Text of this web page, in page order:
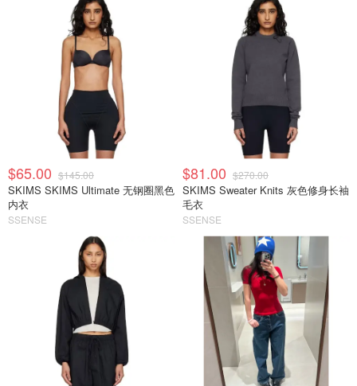
$65.00 $145.00
SKIMS SKIMS Ultimate 无钢圈黑色
内衣
SSENSE
$81.00 $270.00
SKIMS Sweater Knits 灰色修身长袖
毛衣
SSENSE